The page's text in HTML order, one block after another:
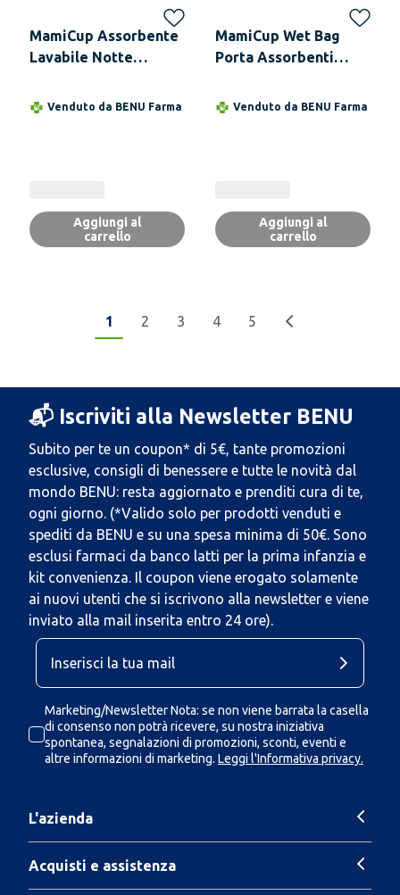
MamiCup Assorbente
Lavabile Notte
TURCHESE
Venduto da BENU Farma
Aggiungi al
carrello
MamiCup Wet Bag
Porta Assorbenti
NEROVenduto da BENU Farma
Aggiungi al
carrello
1 2 3 4 5
📬 Iscriviti alla Newsletter BENU
Subito per te un coupon* di 5€, tante promozioni
esclusive, consigli di benessere e tutte le novità dal
mondo BENU: resta aggiornato e prenditi cura di te,
ogni giorno. (*Valido solo per prodotti venduti e
spediti da BENU e su una spesa minima di 50€. Sono
esclusi farmaci da banco latti per la prima infanzia e
kit convenienza. Il coupon viene erogato solamente
ai nuovi utenti che si iscrivono alla newsletter e viene
inviato alla mail inserita entro 24 ore).
Marketing/Newsletter Nota: se non viene barrata la casella
di consenso non potrà ricevere, su nostra iniziativa
spontanea, segnalazioni di promozioni, sconti, eventi e
altre informazioni di marketing. Leggi l'Informativa privacy.
L'azienda
Acquisti e assistenza